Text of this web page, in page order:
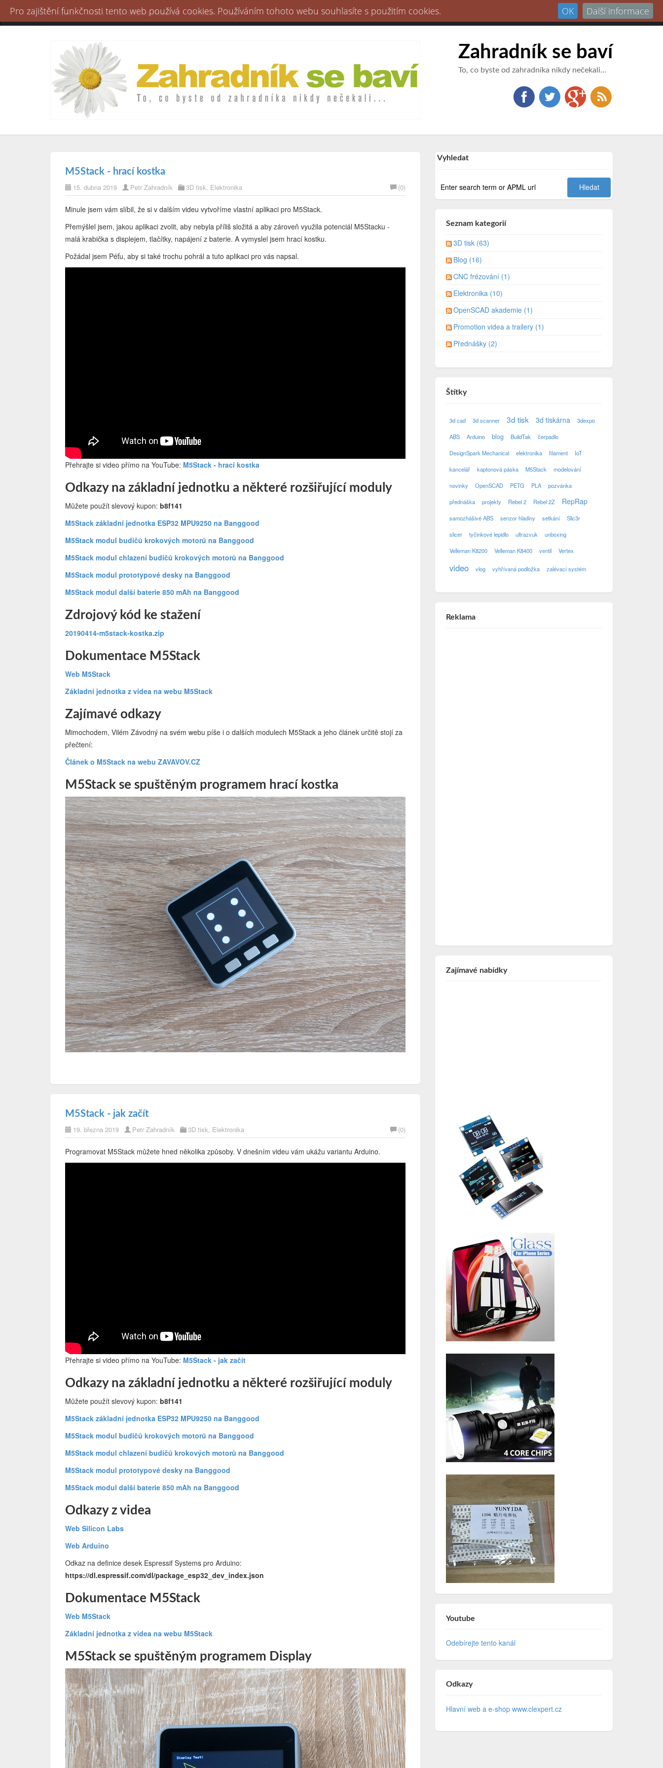
Hlavní Archív 3D tiskárna Rebel 2Z Kontaktní údaje Přihlásit
Zahradník se baví
To, co byste od zahradníka nikdy nečekali...
M5Stack - hrací kostka
15. dubna 2019 Petr Zahradník 3D tisk, Elektronika (0)
Minule jsem vám slíbil, že si v dalším videu vytvoříme vlastní aplikaci pro M5Stack.
Přemýšlel jsem, jakou aplikaci zvolit, aby nebyla příliš složitá a aby zároveň využila potenciál M5Stacku -
malá krabička s displejem, tlačítky, napájení z baterie. A vymyslel jsem hrací kostku.
Požádal jsem Péťu, aby si také trochu pohrál a tuto aplikaci pro vás napsal.
Přehrajte si video přímo na YouTube: M5Stack - hrací kostka
Odkazy na základní jednotku a některé rozšiřující moduly
Můžete použít slevový kupon: b8f141
M5Stack základní jednotka ESP32 MPU9250 na Banggood
M5Stack modul budičů krokových motorů na Banggood
M5Stack modul chlazení budičů krokových motorů na Banggood
M5Stack modul prototypové desky na Banggood
M5Stack modul další baterie 850 mAh na Banggood
Zdrojový kód ke stažení
20190414-m5stack-kostka.zip
Dokumentace M5Stack
Web M5Stack
Základní jednotka z videa na webu M5Stack
Zajímavé odkazy
Mimochodem, Vilém Závodný na svém webu píše i o dalších modulech M5Stack a jeho článek určitě stojí za
přečtení:
Článek o M5Stack na webu ZAVAVOV.CZ
M5Stack se spuštěným programem hrací kostka
M5Stack - jak začít
19. března 2019 Petr Zahradník 3D tisk, Elektronika (0)
Programovat M5Stack můžete hned několika způsoby. V dnešním videu vám ukážu variantu Arduino.
Přehrajte si video přímo na YouTube: M5Stack - jak začít
Odkazy na základní jednotku a některé rozšiřující moduly
Můžete použít slevový kupon: b8f141
M5Stack základní jednotka ESP32 MPU9250 na Banggood
M5Stack modul budičů krokových motorů na Banggood
M5Stack modul chlazení budičů krokových motorů na Banggood
M5Stack modul prototypové desky na Banggood
M5Stack modul další baterie 850 mAh na Banggood
Odkazy z videa
Web Silicon Labs
Web Arduino
Odkaz na definice desek Espressif Systems pro Arduino:
https://dl.espressif.com/dl/package_esp32_dev_index.json
Dokumentace M5Stack
Web M5Stack
Základní jednotka z videa na webu M5Stack
M5Stack se spuštěným programem Display
Vyhledat
Seznam kategorií
3D tisk (63)
Blog (16)
CNC frézování (1)
Elektronika (10)
OpenSCAD akademie (1)
Promotion videa a trailery (1)
Přednášky (2)
Štítky
3d cad 3d scanner 3d tisk 3d tiskárna 3dexpo
ABS Arduino blog BuildTak čerpadlo
DesignSpark Mechanical elektronika filament IoT
kancelář kaptonová páska M5Stack modelování
novinky OpenSCAD PETG PLA pozvánka
přednáška projekty Rebel 2 Rebel 2Z RepRap
samozhášivé ABS senzor hladiny setkání Slic3r
slicer tyčinkové lepidlo ultrazvuk unboxing
Velleman K8200 Velleman K8400 ventil Vertex
video vlog vyhřívaná podložka zalévací systém
Reklama
Zajímavé nabídky
Youtube
Odebírejte tento kanál
Odkazy
Hlavní web a e-shop www.clexpert.cz
Pro zajištění funkčnosti tento web používá cookies. Používáním tohoto webu souhlasíte s použitím cookies. OK Další informace